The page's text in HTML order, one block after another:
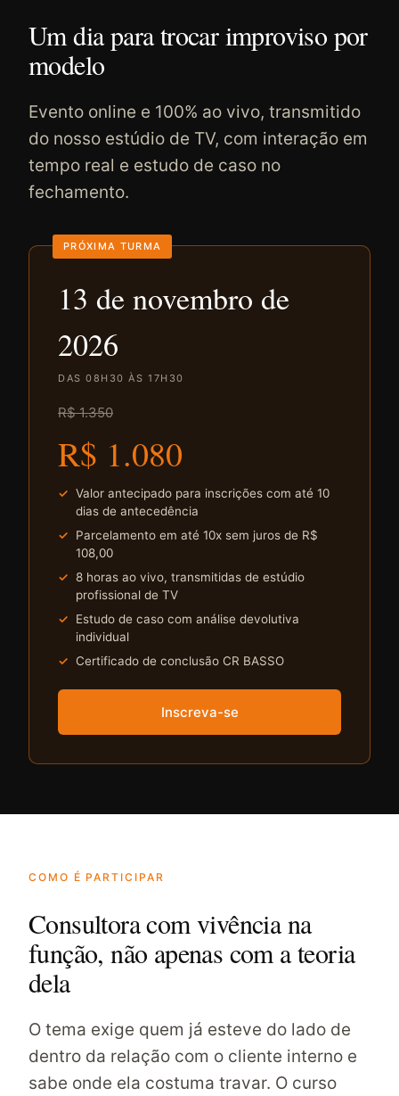
Um dia para trocar improviso por
modelo
Evento online e 100% ao vivo, transmitido
do nosso estúdio de TV, com interação em
tempo real e estudo de caso no
fechamento.
PRÓXIMA TURMA
13 de novembro de
2026
DAS 08H30 ÀS 17H30
R$ 1.350
R$ 1.080
Valor antecipado para inscrições com até 10
dias de antecedência
Parcelamento em até 10x sem juros de R$
108,00
8 horas ao vivo, transmitidas de estúdio
profissional de TV
Estudo de caso com análise devolutiva
individual
Certificado de conclusão CR BASSO
Inscreva-se
COMO É PARTICIPAR
Consultora com vivência na
função, não apenas com a teoria
dela
O tema exige quem já esteve do lado de
dentro da relação com o cliente interno e
sabe onde ela costuma travar. O curso